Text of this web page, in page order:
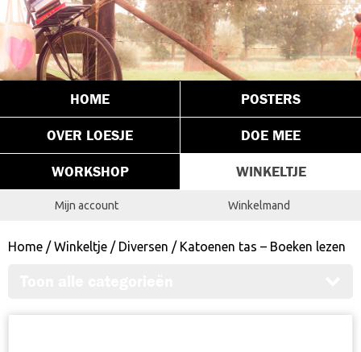
HOME POSTERS
OVER LOESJE DOE MEE
WORKSHOP WINKELTJE
Mijn account Winkelmand
Home /Winkeltje / Diversen / Katoenen tas – Boeken lezen